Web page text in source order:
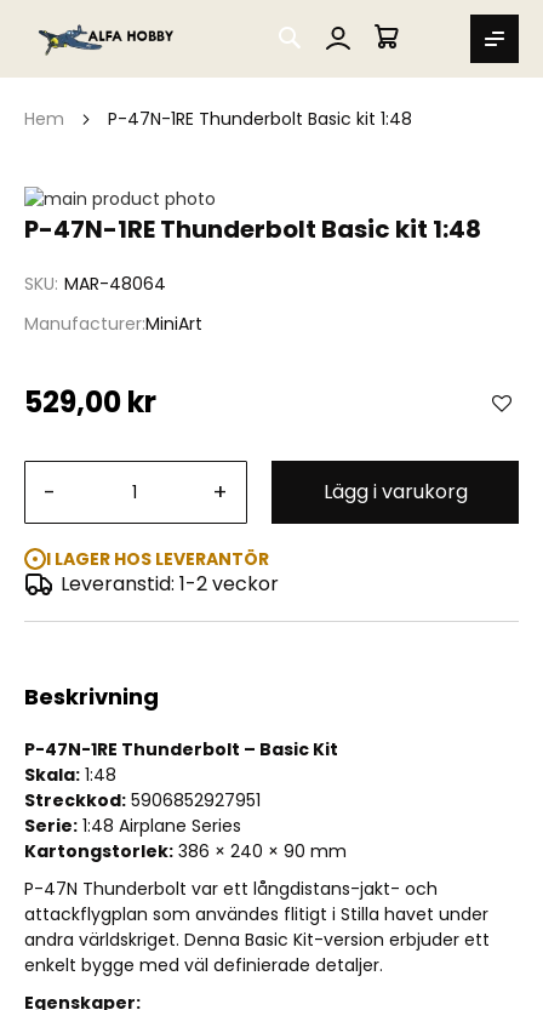
SEARCH
MIN VARUKORG
Hem P-47N-1RE Thunderbolt Basic kit 1:48
P-47N-1RE Thunderbolt Basic kit 1:48
SKU MAR-48064
ManufacturerMiniArt
529,00 kr
- + Lägg i varukorg
I LAGER HOS LEVERANTÖR
Leveranstid: 1-2 veckor
Hoppa
till
bildgalleriet
P-47N-1RE Thunderbolt Basic kit 1:48
Hoppa
av
bildgalleriet
Beskrivning
P-47N-1RE Thunderbolt – Basic Kit
Skala: 1:48
Streckkod: 5906852927951
Serie: 1:48 Airplane Series
Kartongstorlek: 386 × 240 × 90 mm
P-47N Thunderbolt var ett långdistans-jakt- och
attackflygplan som användes flitigt i Stilla havet under
andra världskriget. Denna Basic Kit-version erbjuder ett
enkelt bygge med väl definierade detaljer.
Egenskaper: